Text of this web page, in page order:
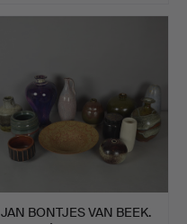
JAN BONTJES VAN BEEK.